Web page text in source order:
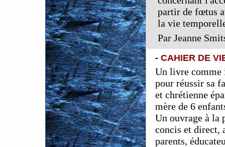
partir de fœtus
la vie
Par Jeanne
- CAHIER DE
Un livre comme
pour réussir sa
et chrétienne
mère de 6
Un ouvrage à la
concis et direct,
parents,